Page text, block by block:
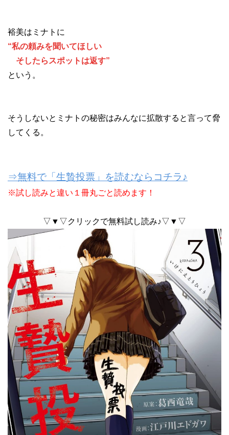
裕美はミナトに
“私の頼みを聞いてほしい
そしたらスポットは返す”
という。
そうしないとミナトの秘密はみんなに拡散すると言って脅
してくる。
⇒無料で「生贄投票」を読むならコチラ♪
※試し読みと違い１冊丸ごと読めます！
▽▼▽クリックで無料試し読み♪▽▼▽